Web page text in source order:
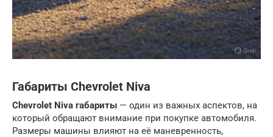
Габариты Chevrolet Niva
Chevrolet Niva габариты — один из важных аспектов, на
который обращают внимание при покупке автомобиля.
Размеры машины влияют на её маневренность,